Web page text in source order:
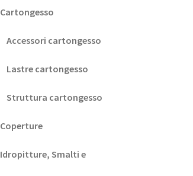
Cartongesso
Accessori cartongesso
Lastre cartongesso
Struttura cartongesso
Coperture
Idropitture, Smalti e